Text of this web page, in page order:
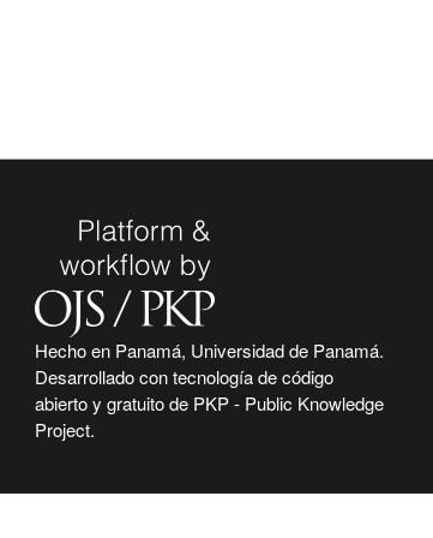
Hecho en Panamá, Universidad de Panamá.
Desarrollado con tecnología de código
abierto y gratuito de PKP - Public Knowledge
Project.